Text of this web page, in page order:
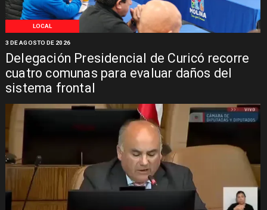
LOCAL
Delegación Presidencial de Curicó recorre
cuatro comunas para evaluar daños del
sistema frontal
3 DE AGOSTO DE 2026